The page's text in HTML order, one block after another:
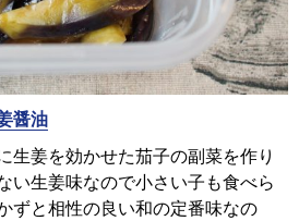
醤油
生姜を効かせた茄子の副菜を作り
い生姜味なので小さい子も食べら
ずと相性の良い和の定番味なの